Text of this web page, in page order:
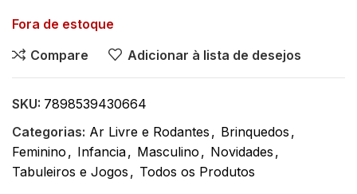
Fora de estoque
Compare
Adicionar à lista de desejos
SKU: 7898539430664
Categorias: Ar Livre e Rodantes , Brinquedos ,
Feminino , Infancia, Masculino , Novidades ,
Tabuleiros e Jogos , Todos os Produtos